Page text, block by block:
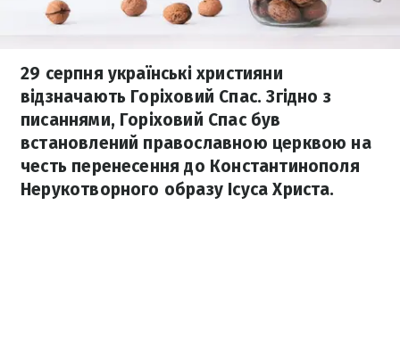
29 серпня українські християни
відзначають Горіховий Спас. Згідно з
писаннями, Горіховий Спас був
встановлений православною церквою на
честь перенесення до Константинополя
Нерукотворного образу Ісуса Христа.